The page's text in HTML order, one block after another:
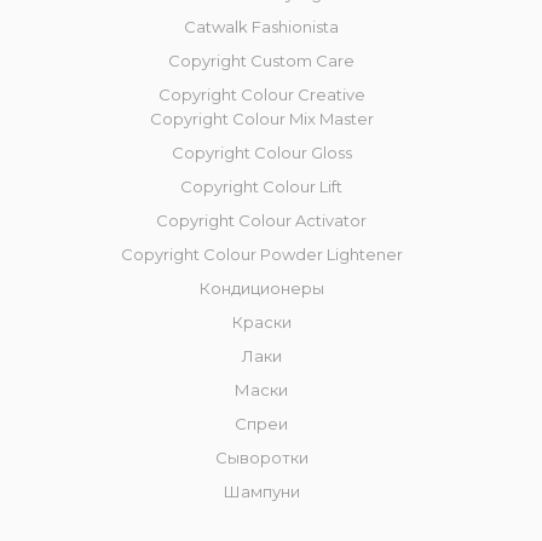
Catwalk Fashionista
Copyright Custom Care
Copyright Colour Creative
Copyright Colour Mix Master
Copyright Сolour Gloss
Copyright Сolour Lift
Copyright Colour Activator
Copyright Colour Powder Lightener
Кондиционеры
Краски
Лаки
Маски
Спреи
Сыворотки
Шампуни